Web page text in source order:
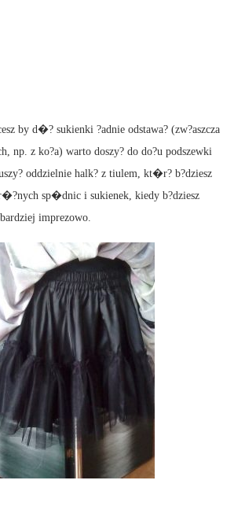
by d�? sukienki ?adnie odstawa? (zw?aszcza
np. z ko?a) warto doszy? do do?u podszewki
oddzielnie halk? z tiulem, kt�r? b?dziesz
r�?nych sp�dnic i sukienek, kiedy b?dziesz
imprezowo.